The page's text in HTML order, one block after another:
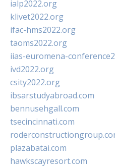
ialp2022.org
klivet2022.org
ifac-hms2022.org
taoms2022.org
iias-euromena-
ivd2022.org
csity2022.org
ibsarstudyabroad.com
bennusehgall.com
tsecincinnati.com
plazabatai.com
hawkscayresort.com